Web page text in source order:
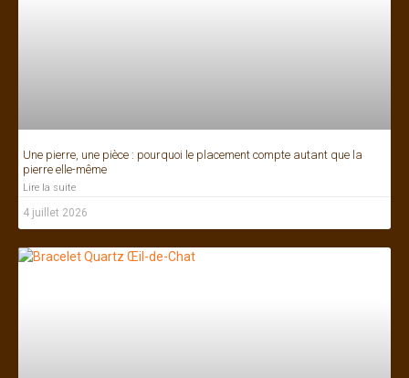
Une pierre, une pièce : pourquoi le placement compte autant que la
pierre elle-même
Lire la suite
4 juillet 2026